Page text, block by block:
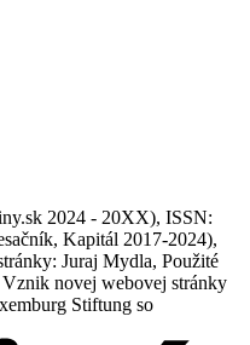
2024 - 20XX), ISSN:
Kapitál 2017-2024),
Juraj Mydla, Použité
novej webovej stránky
Stiftung so